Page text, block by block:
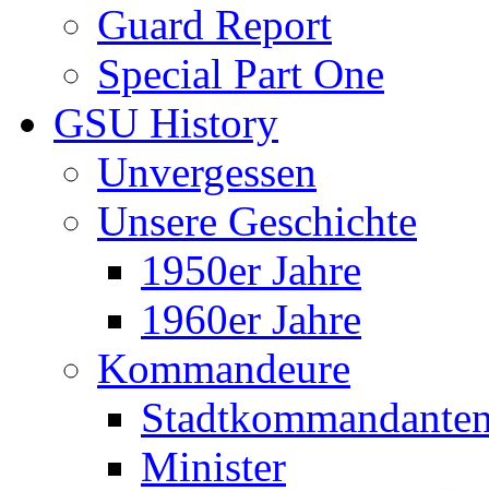
Guard Report
Special Part One
GSU History
Unvergessen
Unsere Geschichte
1950er Jahre
1960er Jahre
Kommandeure
Minister